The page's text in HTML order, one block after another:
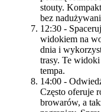
stouty.
bez
12:30 -
widokiem na
dnia i
trasy. Te
tempa.
14:00 -
Często oferuje
browarów, a